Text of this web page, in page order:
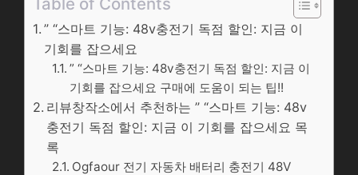
” “스마트 기능: 48v충전기 독점 할인: 지금 이
기회를 잡으세요
” “스마트 기능: 48v충전기 독점 할인: 지금 이
기회를 잡으세요 구매에 도움이 되는 팁!!
리뷰창작소에서 추천하는 ” “스마트 기능: 48v
충전기 독점 할인: 지금 이 기회를 잡으세요 목
록
Ogfaour 전기 자동차 배터리 충전기 48V